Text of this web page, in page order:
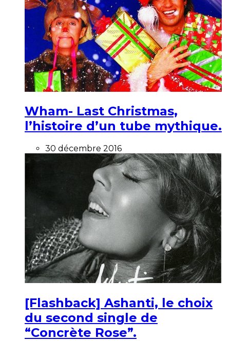
Wham- Last Christmas,
l’histoire d’un tube mythique.
30 décembre 2016
[Flashback] Ashanti, le choix
du second single de
“Concrète Rose”.